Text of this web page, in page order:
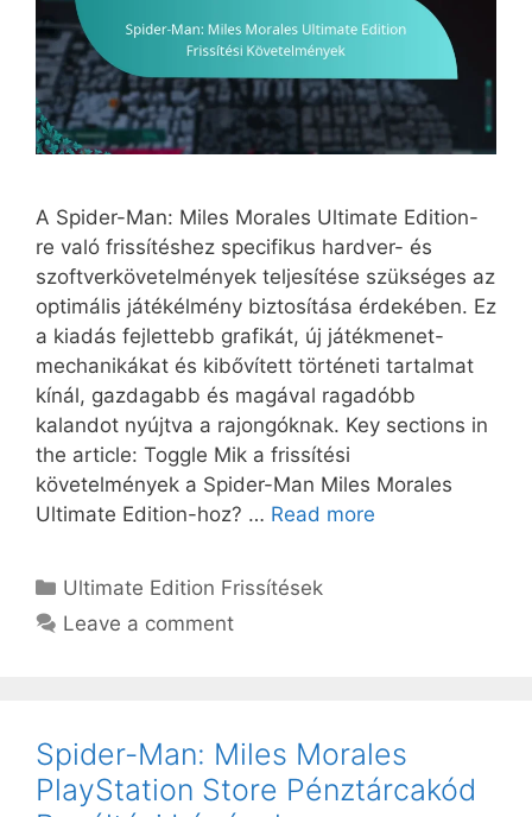
A Spider-Man: Miles Morales Ultimate Edition-
re való frissítéshez specifikus hardver- és
szoftverkövetelmények teljesítése szükséges az
optimális játékélmény biztosítása érdekében. Ez
a kiadás fejlettebb grafikát, új játékmenet-
mechanikákat és kibővített történeti tartalmat
kínál, gazdagabb és magával ragadóbb
kalandot nyújtva a rajongóknak. Key sections in
the article: Toggle Mik a frissítési
követelmények a Spider-Man Miles Morales
Ultimate Edition-hoz? … Read more
Categories
Ultimate Edition Frissítések
Leave a comment
Spider-Man: Miles Morales
PlayStation Store Pénztárcakód